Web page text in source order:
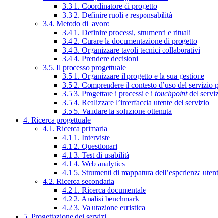
3.3.1. Coordinatore di progetto
3.3.2. Definire ruoli e responsabilità
3.4. Metodo di lavoro
3.4.1. Definire processi, strumenti e rituali
3.4.2. Curare la documentazione di progetto
3.4.3. Organizzare tavoli tecnici collaborativi
3.4.4. Prendere decisioni
3.5. Il processo progettuale
3.5.1. Organizzare il progetto e la sua gestione
3.5.2. Comprendere il contesto d’uso del servizio
3.5.3. Progettare i processi e i touchpointdel
3.5.4. Realizzare l’interfaccia utente del servizio
3.5.5. Validare la soluzione ottenuta
4. Ricerca progettuale
4.1. Ricerca primaria
4.1.1. Interviste
4.1.2. Questionari
4.1.3. Test di usabilità
4.1.4. Web analytics
4.1.5. Strumenti di mappatura dell’esperienza
4.2. Ricerca secondaria
4.2.1. Ricerca documentale
4.2.2. Analisi benchmark
4.2.3. Valutazione euristica
5. Progettazione dei servizi